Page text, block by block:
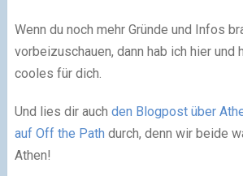
Wenn du noch mehr Gründe und Infos
vorbeizuschauen, dann hab ich hier und
cooles für dich.
Und lies dir auch den Blogpost über
auf Off the Path durch, denn wir beide
Athen!